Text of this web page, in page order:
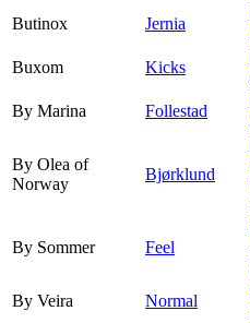
Butinox
Jernia
Buxom
Kicks
By Marina
Follestad
By Olea of
Norway
Bjørklund
By Sommer Feel
By Veira
Normal